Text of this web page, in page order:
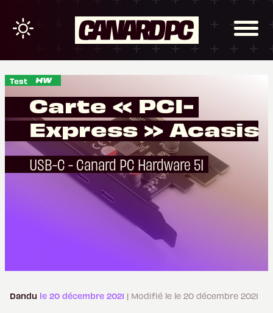
Test
Carte « PCI-
Express » Acasis
USB-C - Canard PC Hardware 51
Dandu le 20 décembre 2021 | Modifié le le 20 décembre 2021